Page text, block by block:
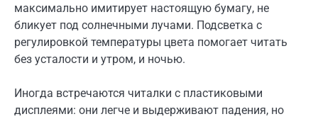
максимально имитирует настоящую бумагу, не
бликует под солнечными лучами. Подсветка с
регулировкой температуры цвета помогает читать
без усталости и утром, и ночью.
Иногда встречаются читалки с пластиковыми
дисплеями: они легче и выдерживают падения, но